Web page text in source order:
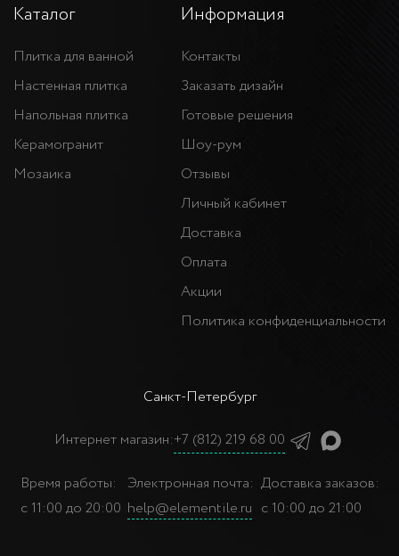
Санкт-Петербург
Интернет магазин:+7 (812) 219 68 00
Время работы:
с 11:00 до 20:00
Электронная почта:
help@elementile.ru
Доставка заказов:
с 10:00 до 21:00
Каталог
Плитка для ванной
Настенная плитка
Напольная плитка
Керамогранит
Мозаика
Информация
Контакты
Заказать дизайн
Готовые решения
Шоу-рум
Отзывы
Личный кабинет
Доставка
Оплата
Акции
Политика конфиденциальности